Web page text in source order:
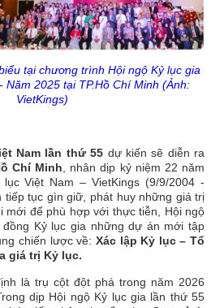
tại chương trình Hội ngộ Kỷ lục gia
Năm 2025 tại TP.Hồ Chí Minh (Ảnh:
VietKings)
Nam lần thứ 55 dự kiến sẽ diễn ra
Chí Minh , nhân dịp kỷ niệm 22 năm
Việt Nam – VietKings (9/9/2004 -
tiếp tục gìn giữ, phát huy những giá trị
mới để phù hợp với thực tiễn, Hội ngộ
Kỷ lục gia những dự án mới tập
chiến lược về: Xác lập Kỷ lục – Tổ
giá trị Kỷ lục.
là trụ cột đột phá trong năm 2026
dịp Hội ngộ Kỷ lục gia lần thứ 55